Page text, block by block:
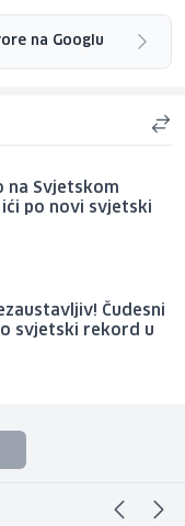
na Googlu
na Svjetskom
po novi svjetski
Čudesni
svjetski rekord u